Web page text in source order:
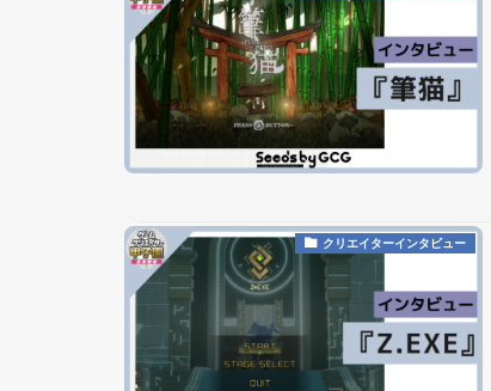
クリエイターインタビュー